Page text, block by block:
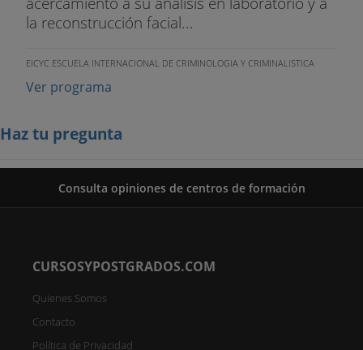
la reconstrucción facial...
EICYC ESCUELA INTERNACIONAL DE CRIMINOLOGIA Y CRIMINALISTICA
Ver programa
Haz tu pregunta
Consulta opiniones de centros de formación
CURSOSYPOSTGRADOS.COM
Quienes Somos
Contacto
Política de Privacidad